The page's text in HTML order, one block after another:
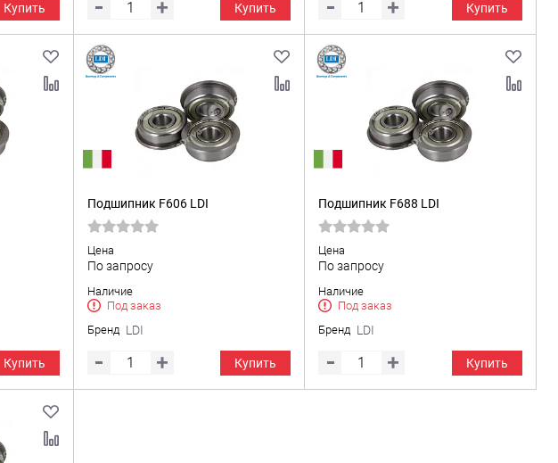
Купить Купить Купить
Купить
Подшипник F606 LDI
Цена
По запросу
Наличие
Под заказ
Бренд LDI
Купить
Подшипник F688 LDI
Цена
По запросу
Наличие
Под заказ
Бренд LDI
Купить